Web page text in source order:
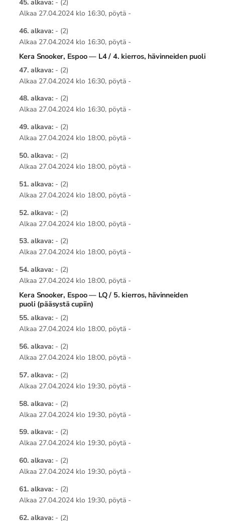
45. alkava:- (2)
Alkaa 27.04.2024 klo 16:30, pöytä -
46. alkava:- (2)
Alkaa 27.04.2024 klo 16:30, pöytä -
Kera Snooker, Espoo — L4 / 4. kierros, hävinneiden puoli
47. alkava:- (2)
Alkaa 27.04.2024 klo 16:30, pöytä -
48. alkava:- (2)
Alkaa 27.04.2024 klo 16:30, pöytä -
49. alkava:- (2)
Alkaa 27.04.2024 klo 18:00, pöytä -
50. alkava:- (2)
Alkaa 27.04.2024 klo 18:00, pöytä -
51. alkava:- (2)
Alkaa 27.04.2024 klo 18:00, pöytä -
52. alkava:- (2)
Alkaa 27.04.2024 klo 18:00, pöytä -
53. alkava:- (2)
Alkaa 27.04.2024 klo 18:00, pöytä -
54. alkava:- (2)
Alkaa 27.04.2024 klo 18:00, pöytä -
Kera Snooker, Espoo — LQ / 5. kierros, hävinneiden
puoli (pääsystä cupiin)
55. alkava:- (2)
Alkaa 27.04.2024 klo 18:00, pöytä -
56. alkava:- (2)
Alkaa 27.04.2024 klo 18:00, pöytä -
57. alkava:- (2)
Alkaa 27.04.2024 klo 19:30, pöytä -
58. alkava:- (2)
Alkaa 27.04.2024 klo 19:30, pöytä -
59. alkava:- (2)
Alkaa 27.04.2024 klo 19:30, pöytä -
60. alkava:- (2)
Alkaa 27.04.2024 klo 19:30, pöytä -
61. alkava:- (2)
Alkaa 27.04.2024 klo 19:30, pöytä -
62. alkava:- (2)